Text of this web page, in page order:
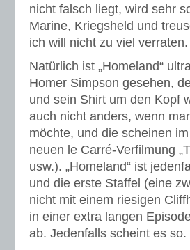
nicht falsch liegt, wird sehr
Marine, Kriegsheld und
ich will nicht zu viel verraten.
Natürlich ist „Homeland“
Homer Simpson gesehen,
und sein Shirt um den Kopf
auch nicht anders, wenn
möchte, und die scheinen
neuen le Carré-Verfilmung
usw.). „Homeland“ ist
und die erste Staffel (eine
nicht mit einem riesigen
in einer extra langen
ab. Jedenfalls scheint es so.